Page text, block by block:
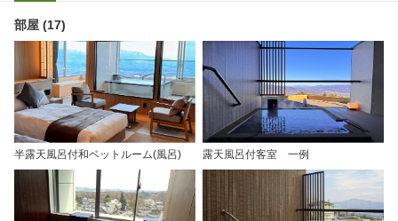
部屋 (17)
半露天風呂付和ベットルーム(風呂) 露天風呂付客室 一例